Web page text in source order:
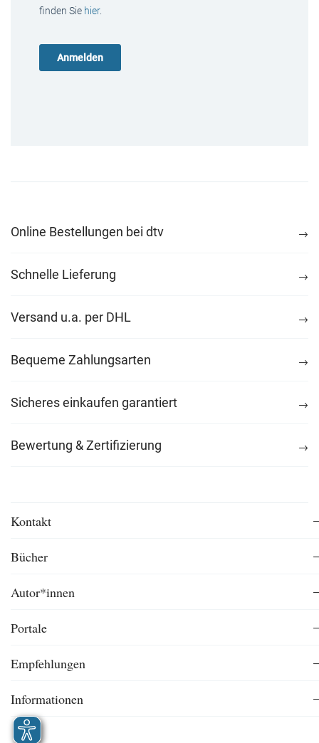
finden Sie hier.
Online Bestellungen bei dtv
Schnelle Lieferung
Versand u.a. per DHL
Bequeme Zahlungsarten
Sicheres einkaufen garantiert
Bewertung & Zertifizierung
Kontakt
Bücher
Autor*innen
Portale
Empfehlungen
Informationen